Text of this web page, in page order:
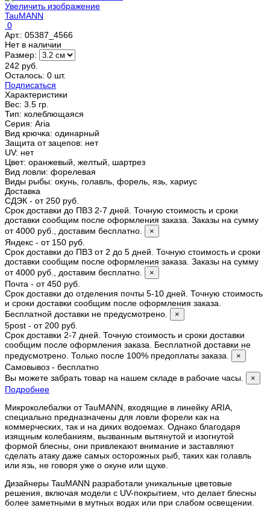
Увеличить изображение
TauMANN
0
Арт.: 05387_4566
Нет в наличии
Размер:
242 руб.
Осталось: 0 шт.
Подписаться
Характеристики
Вес: 3.5 гр.
Тип: колеблющаяся
Серия: Aria
Вид крючка: одинарный
Защита от зацепов: нет
UV: нет
Цвет: оранжевый, желтый, шартрез
Вид ловли: форелевая
Виды рыбы: окунь, голавль, форель, язь, хариус
Доставка
СДЭК - от 250 руб.
Срок доставки до ПВЗ 2-7 дней. Точную стоимость и сроки
доставки сообщим после оформления заказа. Заказы на сумму
от 4000 руб., доставим бесплатно.
×
Яндекс - от 150 руб.
Срок доставки до ПВЗ от 2 до 5 дней. Точную стоимость и сроки
доставки сообщим после оформления заказа. Заказы на сумму
от 4000 руб., доставим бесплатно.
×
Почта - от 450 руб.
Срок доставки до отделения почты 5-10 дней. Точную стоимость
и сроки доставки сообщим после оформления заказа.
Бесплатной доставки не предусмотрено.
×
5post - от 200 руб.
Срок доставки 2-7 дней. Точную стоимость и сроки доставки
сообщим после оформления заказа. Бесплатной доставки не
предусмотрено. Только после 100% предоплаты заказа.
×
Самовывоз - бесплатно
Вы можете забрать товар на нашем складе в рабочие часы.
×
Подробнее
Микроколебалки от TauMANN, входящие в линейку ARIA,
специально предназначены для ловли форели как на
коммерческих, так и на диких водоемах. Однако благодаря
изящным колебаниям, вызванным вытянутой и изогнутой
формой блесны, они привлекают внимание и заставляют
сделать атаку даже самых осторожных рыб, таких как голавль
или язь, не говоря уже о окуне или щуке.
Дизайнеры TauMANN разработали уникальные цветовые
решения, включая модели с UV-покрытием, что делает блесны
более заметными в мутных водах или при слабом освещении.